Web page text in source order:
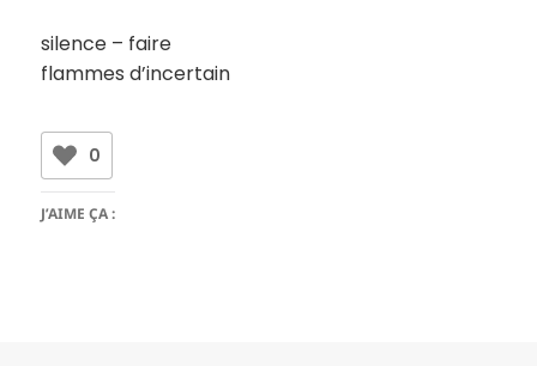
silence – faire
flammes d’incertain
0
J’AIME ÇA :